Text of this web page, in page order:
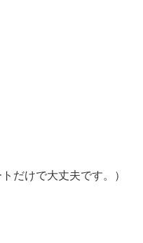
だけで大丈夫です。）